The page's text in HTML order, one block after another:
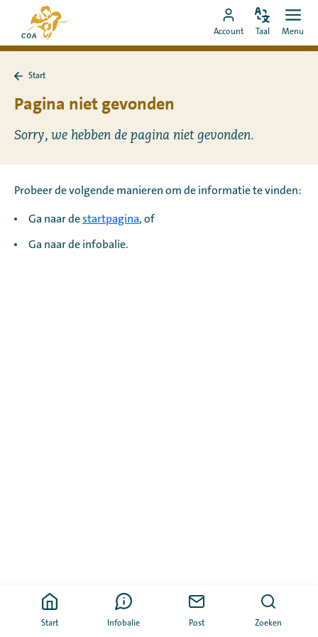
naar
content
Naar
de
startpagina
MyCOA
Ga
naar
Account
Pas
taal
Taal Menu
Start Infobalie Post Zoeken
Start
Start
Pagina niet gevonden
Sorry, we hebben de pagina niet gevonden.
Probeer de volgende manieren om de informatie te vinden:
Ga naar destartpagina, of
Ga naar de infobalie.